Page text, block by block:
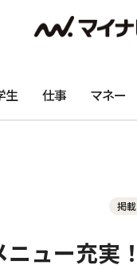
生 仕事 マネー
掲載
ュー充実！